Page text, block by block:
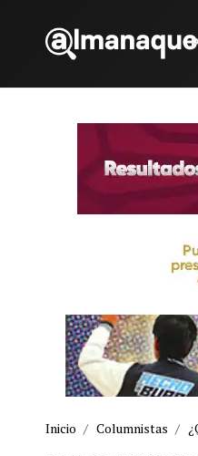
Inicio / Columnistas /